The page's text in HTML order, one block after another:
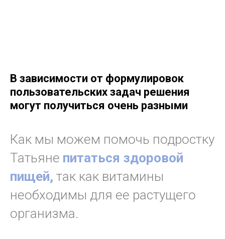
В зависимости от формулировок
пользовательских задач решения
могут получиться очень разными
Как мы можем помочь подростку
Татьяне питаться здоровой
пищей, так как витамины
необходимы для ее растущего
организма.